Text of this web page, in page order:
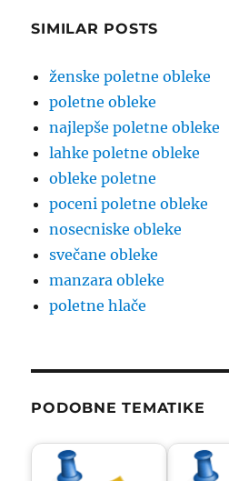
SIMILAR POSTS
ženske poletne obleke
poletne obleke
najlepše poletne obleke
lahke poletne obleke
obleke poletne
poceni poletne obleke
nosecniske obleke
svečane obleke
manzara obleke
poletne hlače
PODOBNE TEMATIKE